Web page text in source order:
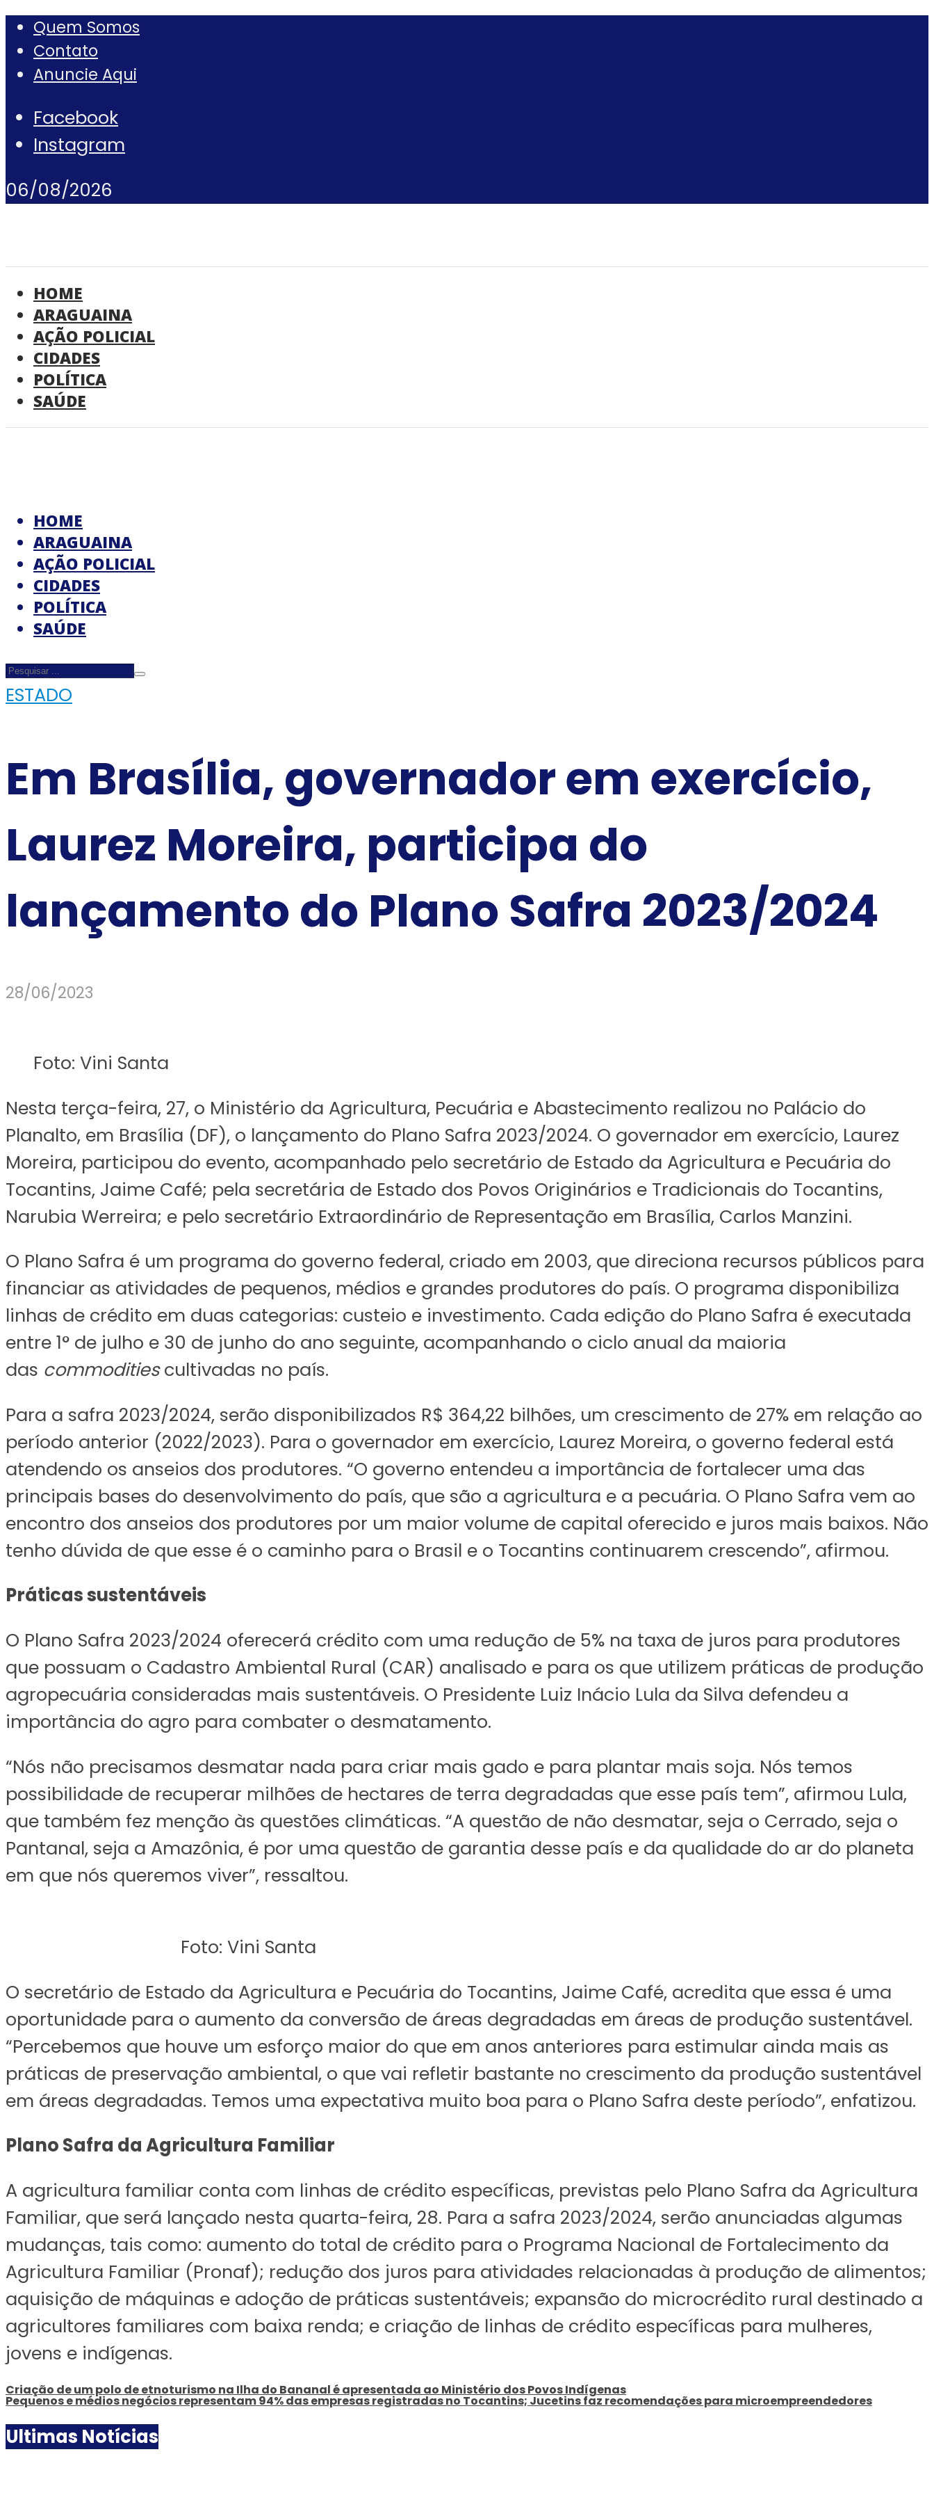
Quem Somos
Contato
Anuncie Aqui
Facebook
Instagram
06/08/2026
HOME
ARAGUAINA
AÇÃO POLICIAL
CIDADES
POLÍTICA
SAÚDE
HOME
ARAGUAINA
AÇÃO POLICIAL
CIDADES
POLÍTICA
SAÚDE
ESTADO
Em Brasília, governador em exercício,
Laurez Moreira, participa do
lançamento do Plano Safra 2023/2024
28/06/2023
Foto: Vini Santa
Nesta terça-feira, 27, o Ministério da Agricultura, Pecuária e Abastecimento realizou no Palácio do
Planalto, em Brasília (DF), o lançamento do Plano Safra 2023/2024. O governador em exercício, Laurez
Moreira, participou do evento, acompanhado pelo secretário de Estado da Agricultura e Pecuária do
Tocantins, Jaime Café; pela secretária de Estado dos Povos Originários e Tradicionais do Tocantins,
Narubia Werreira; e pelo secretário Extraordinário de Representação em Brasília, Carlos Manzini.
O Plano Safra é um programa do governo federal, criado em 2003, que direciona recursos públicos para
financiar as atividades de pequenos, médios e grandes produtores do país. O programa disponibiliza
linhas de crédito em duas categorias: custeio e investimento. Cada edição do Plano Safra é executada
entre 1° de julho e 30 de junho do ano seguinte, acompanhando o ciclo anual da maioria
das commoditiescultivadas no país.
Para a safra 2023/2024, serão disponibilizados R$ 364,22 bilhões, um crescimento de 27% em relação ao
período anterior (2022/2023). Para o governador em exercício, Laurez Moreira, o governo federal está
atendendo os anseios dos produtores. “O governo entendeu a importância de fortalecer uma das
principais bases do desenvolvimento do país, que são a agricultura e a pecuária. O Plano Safra vem ao
encontro dos anseios dos produtores por um maior volume de capital oferecido e juros mais baixos. Não
tenho dúvida de que esse é o caminho para o Brasil e o Tocantins continuarem crescendo”, afirmou.
Práticas sustentáveis
O Plano Safra 2023/2024 oferecerá crédito com uma redução de 5% na taxa de juros para produtores
que possuam o Cadastro Ambiental Rural (CAR) analisado e para os que utilizem práticas de produção
agropecuária consideradas mais sustentáveis. O Presidente Luiz Inácio Lula da Silva defendeu a
importância do agro para combater o desmatamento.
“Nós não precisamos desmatar nada para criar mais gado e para plantar mais soja. Nós temos
possibilidade de recuperar milhões de hectares de terra degradadas que esse país tem”, afirmou Lula,
que também fez menção às questões climáticas. “A questão de não desmatar, seja o Cerrado, seja o
Pantanal, seja a Amazônia, é por uma questão de garantia desse país e da qualidade do ar do planeta
em que nós queremos viver”, ressaltou.
Foto: Vini Santa
O secretário de Estado da Agricultura e Pecuária do Tocantins, Jaime Café, acredita que essa é uma
oportunidade para o aumento da conversão de áreas degradadas em áreas de produção sustentável.
“Percebemos que houve um esforço maior do que em anos anteriores para estimular ainda mais as
práticas de preservação ambiental, o que vai refletir bastante no crescimento da produção sustentável
em áreas degradadas. Temos uma expectativa muito boa para o Plano Safra deste período”, enfatizou.
Plano Safra da Agricultura Familiar
A agricultura familiar conta com linhas de crédito específicas, previstas pelo Plano Safra da Agricultura
Familiar, que será lançado nesta quarta-feira, 28. Para a safra 2023/2024, serão anunciadas algumas
mudanças, tais como: aumento do total de crédito para o Programa Nacional de Fortalecimento da
Agricultura Familiar (Pronaf); redução dos juros para atividades relacionadas à produção de alimentos;
aquisição de máquinas e adoção de práticas sustentáveis; expansão do microcrédito rural destinado a
agricultores familiares com baixa renda; e criação de linhas de crédito específicas para mulheres,
jovens e indígenas.
Criação de um polo de etnoturismo na Ilha do Bananal é apresentada ao Ministério dos Povos Indígenas
Pequenos e médios negócios representam 94% das empresas registradas no Tocantins; Jucetins faz recomendações para microempreendedores
Ultimas Notícias